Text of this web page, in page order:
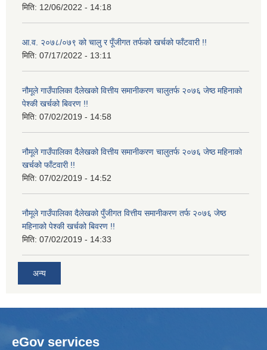
मिति: 12/06/2022 - 14:18
आ.व. २०७८/०७९ को चालु र पूँजीगत तर्फको खर्चको फाँटवारी !!
मिति: 07/17/2022 - 13:11
नौमूले गाउँपालिका दैलेखको वित्तीय समानीकरण चालुतर्फ २०७६ जेष्ठ महिनाको
पेश्की खर्चको बिवरण !!
मिति: 07/02/2019 - 14:58
नौमूले गाउँपालिका दैलेखको वित्तीय समानीकरण चालुतर्फ २०७६ जेष्ठ महिनाको
खर्चको फाँटवारी !!
मिति: 07/02/2019 - 14:52
नौमूले गाउँपालिका दैलेखको पुँजीगत वित्तीय समानीकरण तर्फ २०७६ जेष्ठ
महिनाको पेश्की खर्चको बिवरण !!
मिति: 07/02/2019 - 14:33
अन्य
eGov services